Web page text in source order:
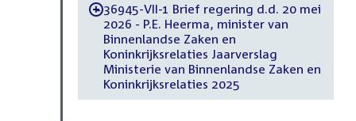
-36945-VII-1 Brief regering d.d. 20 mei
2026 - P.E. Heerma, minister van
Binnenlandse Zaken en
Koninkrijksrelaties Jaarverslag
Ministerie van Binnenlandse Zaken en
Koninkrijksrelaties 2025